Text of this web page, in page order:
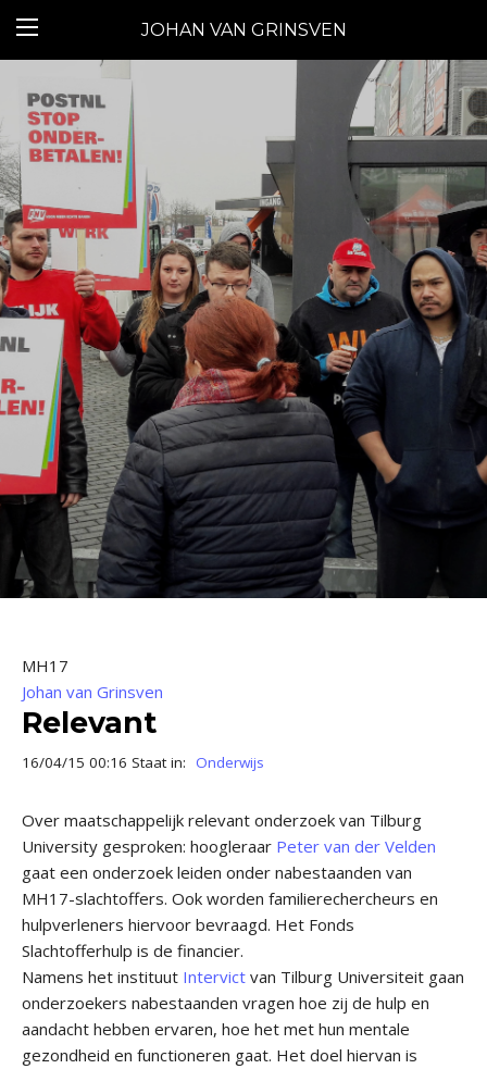
JOHAN VAN GRINSVEN
MH17
Johan van Grinsven
Relevant
16/04/15 00:16 Staat in: Onderwijs
Over maatschappelijk relevant onderzoek van Tilburg
University gesproken: hoogleraar Peter van der Velden
gaat een onderzoek leiden onder nabestaanden van
MH17-slachtoffers. Ook worden familierechercheurs en
hulpverleners hiervoor bevraagd. Het Fonds
Slachtofferhulp is de financier.
Namens het instituut Intervict van Tilburg Universiteit gaan
onderzoekers nabestaanden vragen hoe zij de hulp en
aandacht hebben ervaren, hoe het met hun mentale
gezondheid en functioneren gaat. Het doel hiervan is